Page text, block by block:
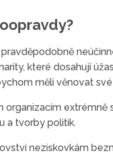
které dosahují
měli věnovat
organizacím
a tvorby politik.
neziskovkám